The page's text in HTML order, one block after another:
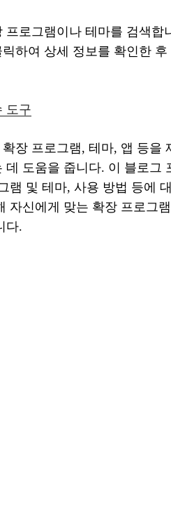
프로그램이나 테마를 검색합
하여 상세 정보를 확인한 후
도구
장 프로그램, 테마, 앱 등을
도움을 줍니다. 이 블로그
램 및 테마, 사용 방법 등에
자신에게 맞는 확장 프로그
다.